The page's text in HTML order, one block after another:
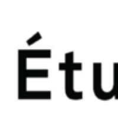
groupe
de
paroles
L’écho
maux